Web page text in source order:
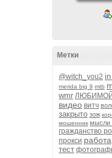
Метки
@witch_you2
merida big 9 mtb
wmr ЛЮБИМОЙ
видео витч
закрыто зож
мошенник мысли
гражданство
прокси работа
тест